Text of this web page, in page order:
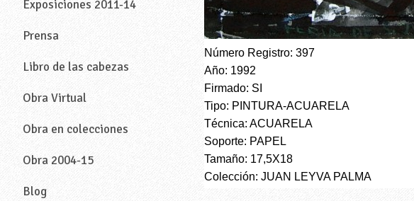
Exposiciones 2011-14
Prensa
Libro de las cabezas
Obra Virtual
Obra en colecciones
Obra 2004-15
Blog
Número Registro: 397
Año: 1992
Firmado: SI
Tipo: PINTURA-ACUARELA
Técnica: ACUARELA
Soporte: PAPEL
Tamaño: 17,5X18
Colección: JUAN LEYVA PALMA